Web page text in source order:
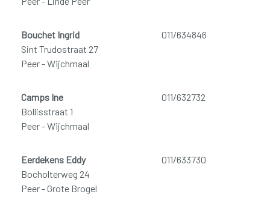
Bouchet Ingrid
Sint Trudostraat 27
Peer - Wijchmaal
011/634846
Camps Ine
Bollisstraat 1
Peer - Wijchmaal
011/632732
Eerdekens Eddy
Bocholterweg 24
Peer - Grote Brogel
011/633730